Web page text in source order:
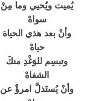
يُميت ويُحيي وما مِنْ
سواهْ
وأنْ بعد هذي الحياة
حياهْ
وتبسِم للوَغْدِ منكَ
الشفاهْ
وأنْ يُستَذلَّ امرؤٌ عن